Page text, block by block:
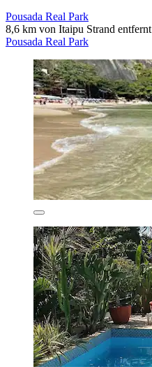
Pousada Real Park
8,6 km von Itaipu Strand entfernt
Pousada Real Park